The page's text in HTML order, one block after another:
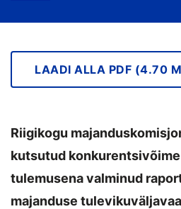
LAADI ALLA PDF (4.70
Riigikogu
kutsutud
tulemusena valminud
majanduse